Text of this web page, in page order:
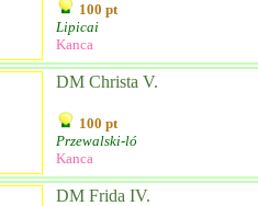
100 pt
Lipicai
Kanca
DM Christa V.
100 pt
Przewalski-ló
Kanca
DM Frida IV.